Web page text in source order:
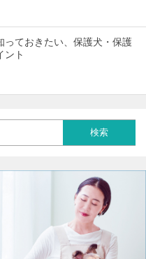
っておきたい、保護犬・保護
ント